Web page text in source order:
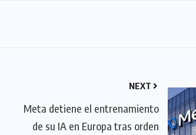
NEXT
Meta detiene el entrenamiento
de su IA en Europa tras orden